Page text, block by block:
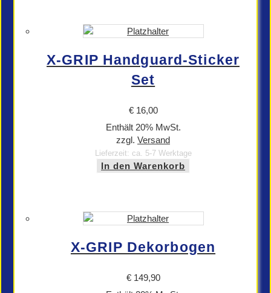
X-GRIP Handguard-Sticker
Set
€16,00
Enthält 20% MwSt.
zzgl. Versand
Lieferzeit: ca. 5-7 Werktage
In den Warenkorb
X-GRIP Dekorbogen
€149,90